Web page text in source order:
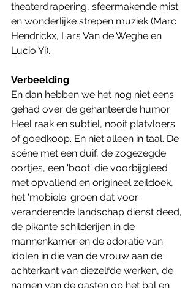
theaterdrapering, sfeermakende mist
en wonderlijke strepen muziek (Marc
Hendrickx, Lars Van de Weghe en
Lucio Yi).
Verbeelding
En dan hebben we het nog niet eens
gehad over de gehanteerde humor.
Heel raak en subtiel, nooit platvloers
of goedkoop. En niet alleen in taal. De
scéne met een duif, de zogezegde
oortjes, een 'boot' die voorbijgleed
met opvallend en origineel zeildoek,
het 'mobiele' groen dat voor
veranderende landschap dienst deed,
de pikante schilderijen in de
mannenkamer en de adoratie van
idolen in die van de vrouw aan de
achterkant van diezelfde werken, de
namen van de gasten op het bal en